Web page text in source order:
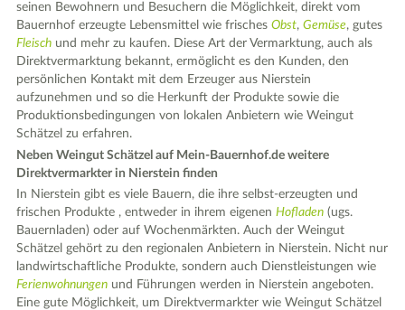
seinen Bewohnern und Besuchern die Möglichkeit, direkt vom
Bauernhof erzeugte Lebensmittel wie frischesObst,Gemüse, gutes
Fleisch und mehr zu kaufen. Diese Art der Vermarktung, auch als
Direktvermarktung bekannt, ermöglicht es den Kunden, den
persönlichen Kontakt mit dem Erzeuger aus Nierstein
aufzunehmen und so die Herkunft der Produkte sowie die
Produktionsbedingungen von lokalen Anbietern wie Weingut
Schätzel zu erfahren.
Neben Weingut Schätzel auf Mein-Bauernhof.de weitere
Direktvermarkter in Nierstein finden
In Nierstein gibt es viele Bauern, die ihre selbst-erzeugten und
frischen Produkte , entweder in ihrem eigenenHofladen (ugs.
Bauernladen) oder auf Wochenmärkten. Auch der Weingut
Schätzel gehört zu den regionalen Anbietern in Nierstein. Nicht nur
landwirtschaftliche Produkte, sondern auch Dienstleistungen wie
Ferienwohnungen und Führungen werden in Nierstein angeboten.
Eine gute Möglichkeit, um Direktvermarkter wie Weingut Schätzel